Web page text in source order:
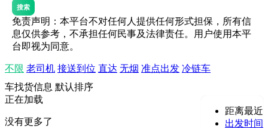
搜索
免责声明：本平台不对任何人提供任何形式担保，所有信
息仅供参考，不承担任何民事及法律责任。用户使用本平
台即视为同意。
不限 老司机 接送到位 直达 无烟 准点出发 冷链车
车找货信息 默认排序
距离最近
出发时间
正在加载
没有更多了